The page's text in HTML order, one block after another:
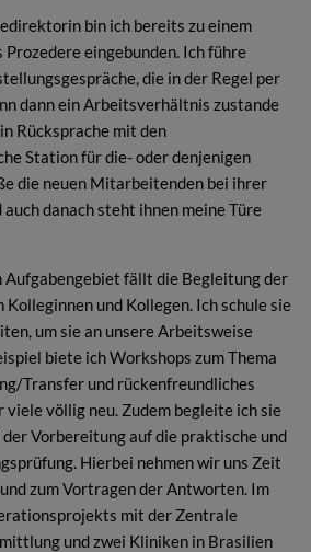
bin ich bereits zu einem
eingebunden. Ich führe
die in der Regel per
dann ein Arbeitsverhältnis zustande
Rücksprache mit den
Station für die- oder denjenigen
die neuen Mitarbeitenden bei ihrer
danach steht ihnen meine Türe
Aufgabengebiet fällt die Begleitung der
und Kollegen. Ich schule sie
um sie an unsere Arbeitsweise
biete ich Workshops zum Thema
Transfer und rückenfreundliches
völlig neu. Zudem begleite ich sie
Vorbereitung auf die praktische und
Hierbei nehmen wir uns Zeit
zum Vortragen der Antworten. Im
mit der Zentrale
und zwei Kliniken in Brasilien